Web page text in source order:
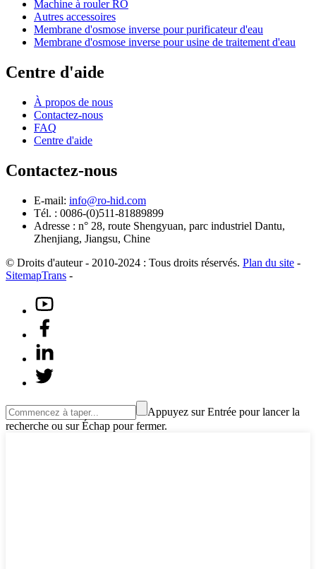
Machine à rouler RO
Autres accessoires
Membrane d'osmose inverse pour purificateur d'eau
Membrane d'osmose inverse pour usine de traitement d'eau
Centre d'aide
À propos de nous
Contactez-nous
FAQ
Centre d'aide
Contactez-nous
E-mail: info@ro-hid.com
Tél. : 0086-(0)511-81889899
Adresse : n° 28, route Shengyuan, parc industriel Dantu,
Zhenjiang, Jiangsu, Chine
© Droits d'auteur - 2010-2024 : Tous droits réservés. Plan du site -
SitemapTrans -
Appuyez sur Entrée pour lancer la
recherche ou sur Échap pour fermer.